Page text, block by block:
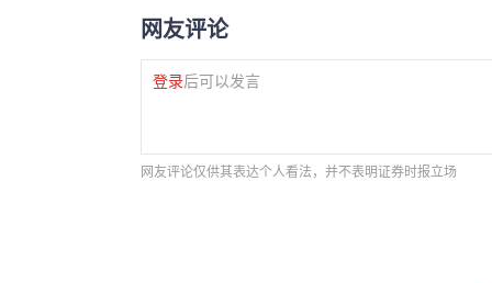
网友评论
登录后可以发言
网友评论仅供其表达个人看法，并不表明证券时报立场